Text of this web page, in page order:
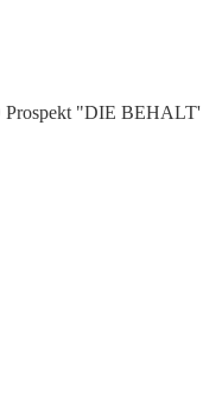
Prospekt "DIE BEHALT'